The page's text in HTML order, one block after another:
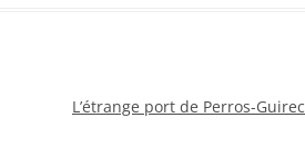
L’étrange port de Perros-Guirec